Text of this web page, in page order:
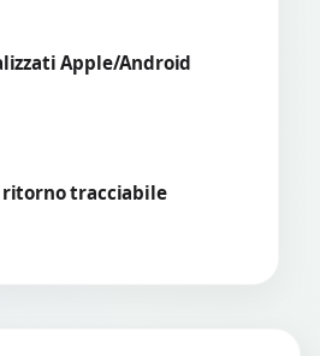
Apple/Android
ritorno tracciabile